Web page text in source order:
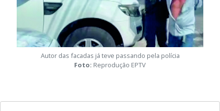
Autor das facadas já teve passando pela polícia